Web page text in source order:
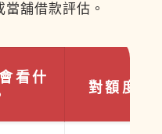
舖借款評估。
看什
對額度的